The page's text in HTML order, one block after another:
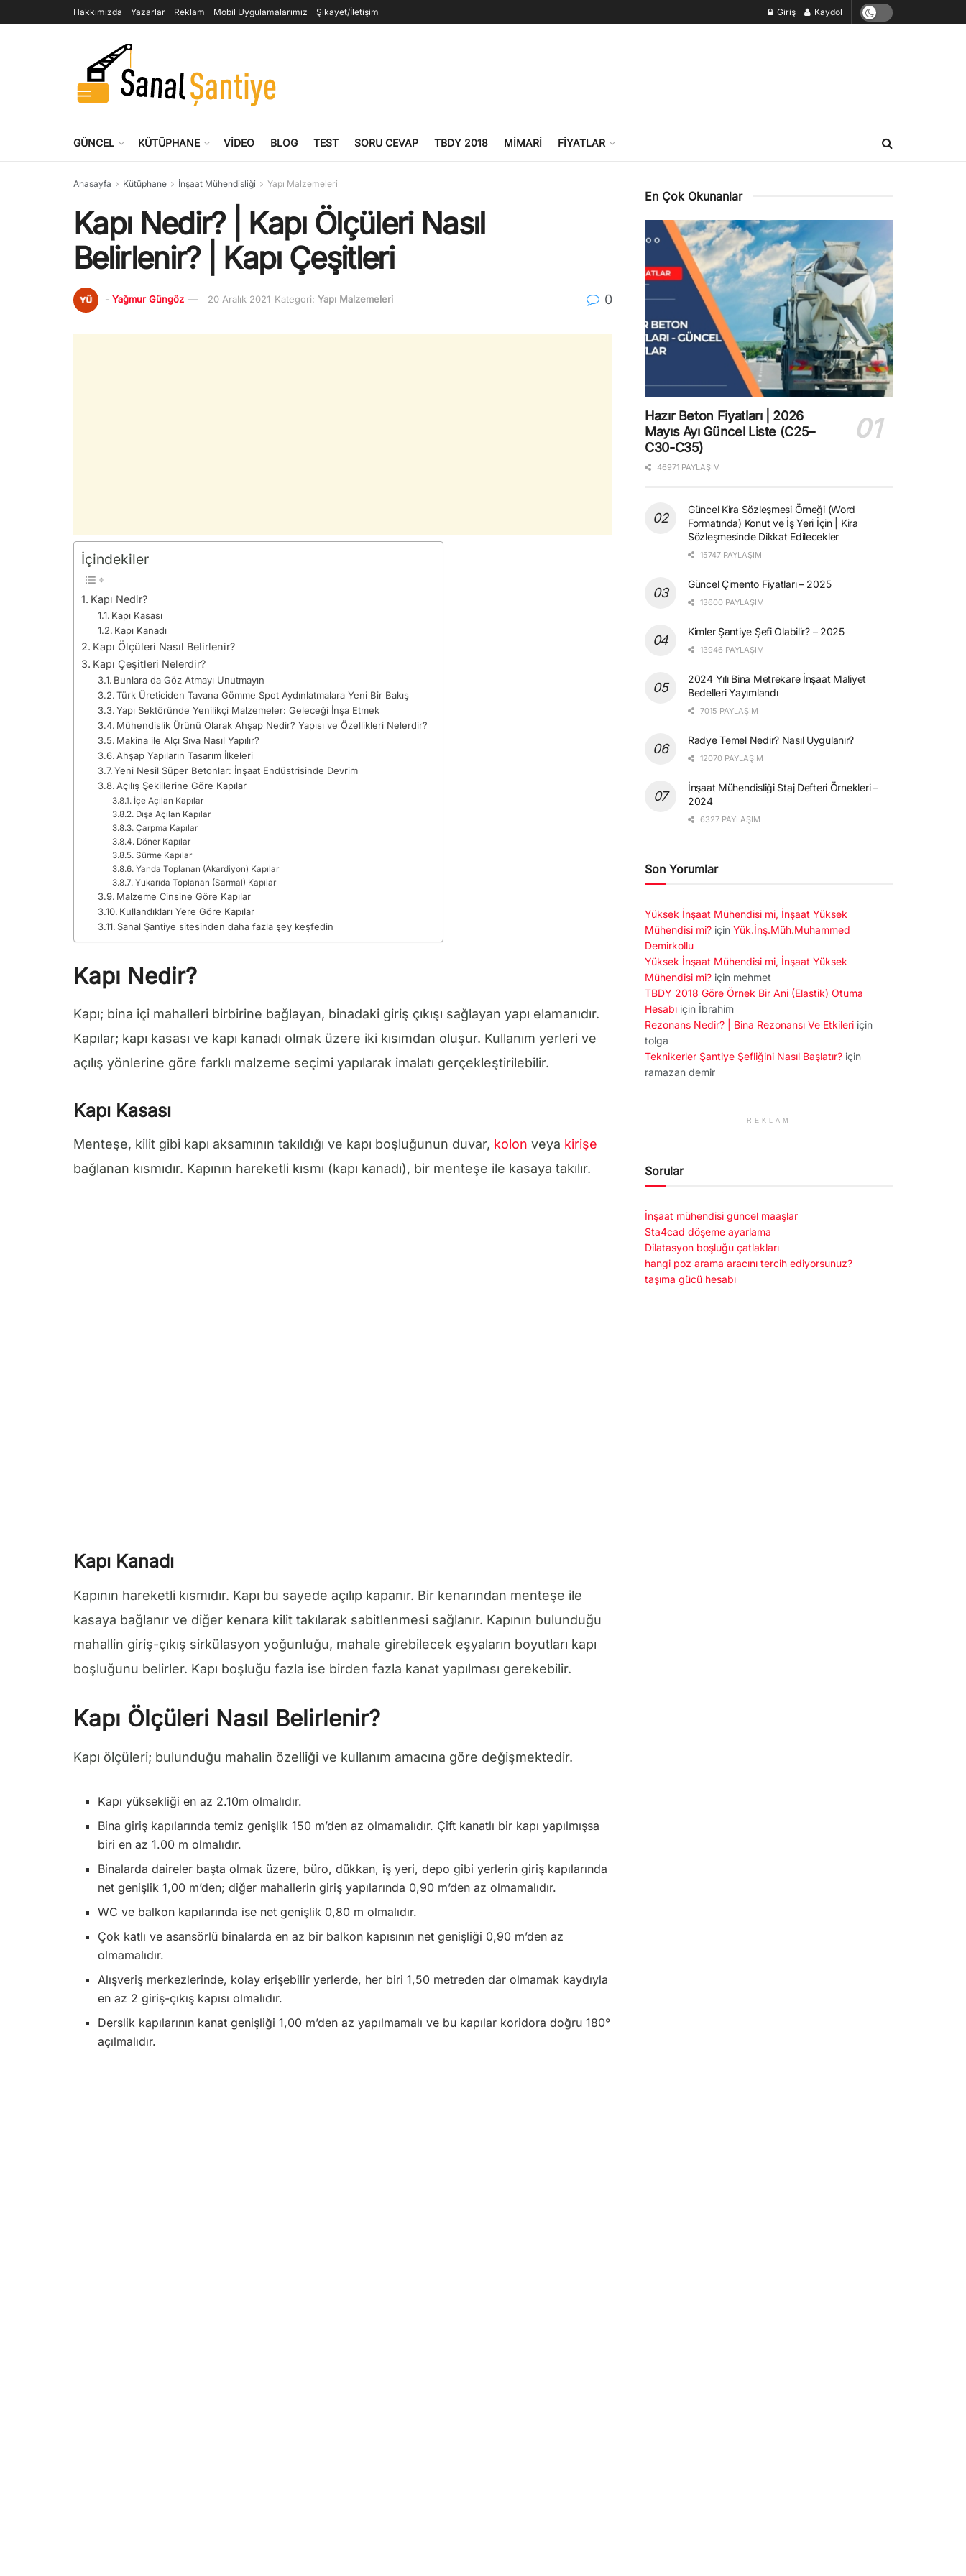
Hakkımızda Yazarlar Reklam Mobil Uygulamalarımız Şikayet/İletişim Giriş Kaydol
GÜNCEL KÜTÜPHANE VIDEO BLOG TEST SORU CEVAP TBDY 2018 MIMARI FIYATLAR
Anasayfa Kütüphane İnşaat Mühendisliği Yapı Malzemeleri
Kapı Nedir? | Kapı Ölçüleri Nasıl
Belirlenir? | Kapı Çeşitleri
- Yağmur Güngöz 20 Aralık 2021 Kategori: Yapı Malzemeleri 0
İçindekiler
Kapı Nedir?
Kapı Kasası
Kapı Kanadı
Kapı Ölçüleri Nasıl Belirlenir?
Kapı Çeşitleri Nelerdir?
Bunlara da Göz Atmayı Unutmayın
Türk Üreticiden Tavana Gömme Spot Aydınlatmalara Yeni Bir Bakış
Yapı Sektöründe Yenilikçi Malzemeler: Geleceği İnşa Etmek
Mühendislik Ürünü Olarak Ahşap Nedir? Yapısı ve Özellikleri Nelerdir?
Makina ile Alçı Sıva Nasıl Yapılır?
Ahşap Yapıların Tasarım İlkeleri
Yeni Nesil Süper Betonlar: İnşaat Endüstrisinde Devrim
Açılış Şekillerine Göre Kapılar
İçe Açılan Kapılar
Dışa Açılan Kapılar
Çarpma Kapılar
Döner Kapılar
Sürme Kapılar
Yanda Toplanan (Akardiyon) Kapılar
Yukarıda Toplanan (Sarmal) Kapılar
Malzeme Cinsine Göre Kapılar
Kullandıkları Yere Göre Kapılar
Sanal Şantiye sitesinden daha fazla şey keşfedin
Kapı Nedir?
Kapı; bina içi mahalleri birbirine bağlayan, binadaki giriş çıkışı sağlayan yapı elamanıdır.
Kapılar; kapı kasası ve kapı kanadı olmak üzere iki kısımdan oluşur. Kullanım yerleri ve
açılış yönlerine göre farklı malzeme seçimi yapılarak imalatı gerçekleştirilebilir.
Kapı Kasası
Menteşe, kilit gibi kapı aksamının takıldığı ve kapı boşluğunun duvar, kolon veya kirişe
bağlanan kısmıdır. Kapının hareketli kısmı (kapı kanadı), bir menteşe ile kasaya takılır.
Kapı Kanadı
Kapının hareketli kısmıdır. Kapı bu sayede açılıp kapanır. Bir kenarından menteşe ile
kasaya bağlanır ve diğer kenara kilit takılarak sabitlenmesi sağlanır. Kapının bulunduğu
mahallin giriş-çıkış sirkülasyon yoğunluğu, mahale girebilecek eşyaların boyutları kapı
boşluğunu belirler. Kapı boşluğu fazla ise birden fazla kanat yapılması gerekebilir.
Kapı Ölçüleri Nasıl Belirlenir?
Kapı ölçüleri; bulunduğu mahalin özelliği ve kullanım amacına göre değişmektedir.
Kapı yüksekliği en az 2.10m olmalıdır.
Bina giriş kapılarında temiz genişlik 150 m’den az olmamalıdır. Çift kanatlı bir kapı yapılmışsa
biri en az 1.00 m olmalıdır.
Binalarda daireler başta olmak üzere, büro, dükkan, iş yeri, depo gibi yerlerin giriş kapılarında
net genişlik 1,00 m’den; diğer mahallerin giriş yapılarında 0,90 m’den az olmamalıdır.
WC ve balkon kapılarında ise net genişlik 0,80 m olmalıdır.
Çok katlı ve asansörlü binalarda en az bir balkon kapısının net genişliği 0,90 m’den az
olmamalıdır.
Alışveriş merkezlerinde, kolay erişebilir yerlerde, her biri 1,50 metreden dar olmamak kaydıyla
en az 2 giriş-çıkış kapısı olmalıdır.
Derslik kapılarının kanat genişliği 1,00 m’den az yapılmamalı ve bu kapılar koridora doğru 180°
açılmalıdır.
En Çok Okunanlar
Hazır Beton Fiyatları | 2026
Mayıs Ayı Güncel Liste (C25–
C30-C35)
46971 PAYLAŞIM
Güncel Kira Sözleşmesi Örneği (Word
Formatında) Konut ve İş Yeri İçin | Kira
Sözleşmesinde Dikkat Edilecekler
15747 PAYLAŞIM
Güncel Çimento Fiyatları – 2025
13600 PAYLAŞIM
Kimler Şantiye Şefi Olabilir? – 2025
13946 PAYLAŞIM
2024 Yılı Bina Metrekare İnşaat Maliyet
Bedelleri Yayımlandı
7015 PAYLAŞIM
Radye Temel Nedir? Nasıl Uygulanır?
12070 PAYLAŞIM
İnşaat Mühendisliği Staj Defteri Örnekleri –
2024
6327 PAYLAŞIM
Son Yorumlar
Yüksek İnşaat Mühendisi mi, İnşaat Yüksek
Mühendisi mi? için Yük.İnş.Müh.Muhammed
Demirkollu
Yüksek İnşaat Mühendisi mi, İnşaat Yüksek
Mühendisi mi? için mehmet
TBDY 2018 Göre Örnek Bir Ani (Elastik) Otuma
Hesabı için İbrahim
Rezonans Nedir? | Bina Rezonansı Ve Etkileri için
tolga
Teknikerler Şantiye Şefliğini Nasıl Başlatır? için
ramazan demir
REKLAM
Sorular
İnşaat mühendisi güncel maaşlar
Sta4cad döşeme ayarlama
Dilatasyon boşluğu çatlakları
hangi poz arama aracını tercih ediyorsunuz?
taşıma gücü hesabı